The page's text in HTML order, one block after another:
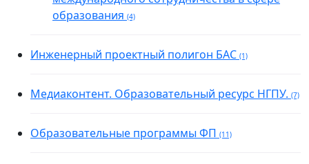
образования (4)
Инженерный проектный полигон БАС (1)
Медиаконтент. Образовательный ресурс НГПУ. (7)
Образовательные программы ФП (11)